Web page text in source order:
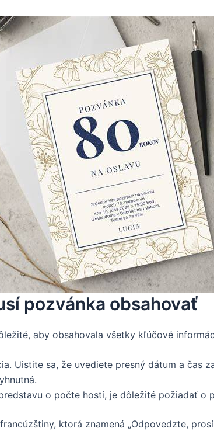
pozvánka obsahovať
aby obsahovala všetky kľúčové
Uistite sa, že uvediete presný dátum a čas
o počte hostí, je dôležité požiadať o
ktorá znamená „Odpovedzte,